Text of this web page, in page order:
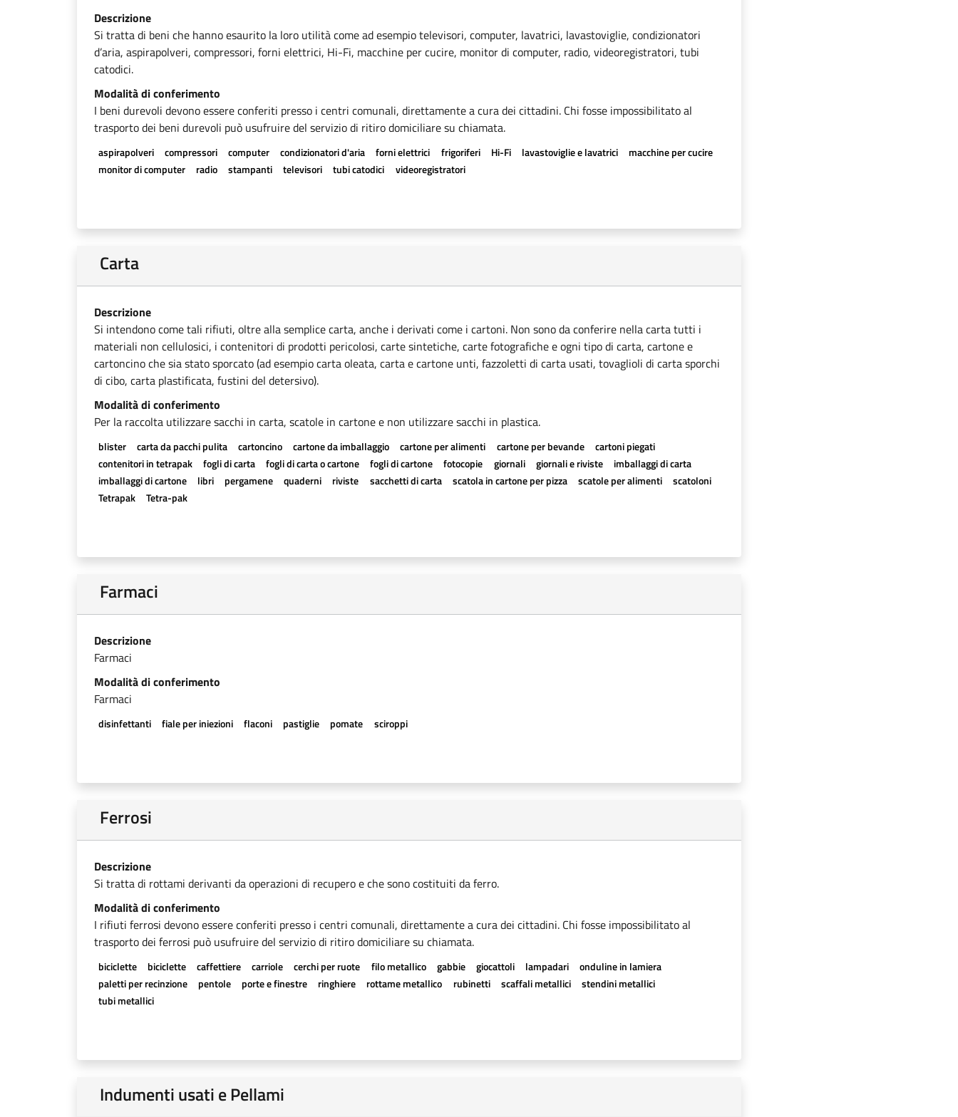
Descrizione
Si tratta di beni che hanno esaurito la loro utilità come ad esempio televisori, computer, lavatrici, lavastoviglie, condizionatori
d’aria, aspirapolveri, compressori, forni elettrici, Hi-Fi, macchine per cucire, monitor di computer, radio, videoregistratori, tubi
catodici.
Modalità di conferimento
I beni durevoli devono essere conferiti presso i centri comunali, direttamente a cura dei cittadini. Chi fosse impossibilitato al
trasporto dei beni durevoli può usufruire del servizio di ritiro domiciliare su chiamata.
aspirapolveri compressori computer condizionatori d'aria forni elettrici frigoriferi Hi-Fi lavastoviglie e lavatrici
macchine per cucire
monitor di computer
radio stampanti televisori tubi catodici videoregistratori
Carta
Descrizione
Si intendono come tali rifiuti, oltre alla semplice carta, anche i derivati come i cartoni. Non sono da conferire nella carta tutti i
materiali non cellulosici, i contenitori di prodotti pericolosi, carte sintetiche, carte fotografiche e ogni tipo di carta, cartone e
cartoncino che sia stato sporcato (ad esempio carta oleata, carta e cartone unti, fazzoletti di carta usati, tovaglioli di carta sporchi
di cibo, carta plastificata, fustini del detersivo).
Modalità di conferimento
Per la raccolta utilizzare sacchi in carta, scatole in cartone e non utilizzare sacchi in plastica.
blister carta da pacchi pulita cartoncino cartone da imballaggio cartone per alimenti cartone per bevande
cartoni piegati
contenitori in tetrapak
fogli di carta fogli di carta o cartone fogli di cartone fotocopie giornali giornali e riviste
imballaggi di carta
imballaggi di cartone
libri pergamene quaderni riviste sacchetti di carta scatola in cartone per pizza scatole per alimenti
scatoloni
Tetrapak
Tetra-pak
Farmaci
Descrizione
Farmaci
Modalità di conferimento
Farmaci
disinfettanti fiale per iniezioni flaconi pastiglie pomate sciroppi
Ferrosi
Descrizione
Si tratta di rottami derivanti da operazioni di recupero e che sono costituiti da ferro.
Modalità di conferimento
I rifiuti ferrosi devono essere conferiti presso i centri comunali, direttamente a cura dei cittadini. Chi fosse impossibilitato al
trasporto dei ferrosi può usufruire del servizio di ritiro domiciliare su chiamata.
biciclette biciclette caffettiere carriole cerchi per ruote filo metallico gabbie giocattoli lampadari
onduline in lamiera
paletti per recinzione
pentole porte e finestre ringhiere rottame metallico rubinetti scaffali metallici
stendini metallici
tubi metallici
Indumenti usati e Pellami